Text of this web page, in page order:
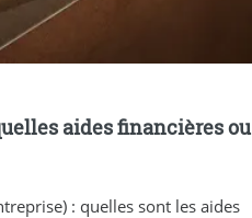
aides financières ou
: quelles sont les aides